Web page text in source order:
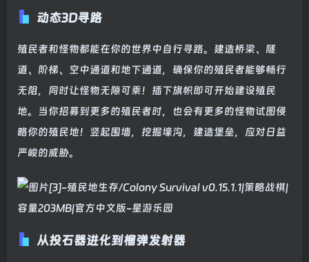
动态3D寻路
殖民者和怪物都能在你的世界中自行寻路。建造桥梁、隧
道、阶梯、空中通道和地下通道，确保你的殖民者能够畅行
无阻，同时让怪物无隙可乘！插下旗帜即可开始建设殖民
地。当你招募到更多的殖民者时，也会有更多的怪物试图侵
略你的殖民地！竖起围墙，挖掘壕沟，建造堡垒，应对日益
严峻的威胁。
从投石器进化到榴弹发射器